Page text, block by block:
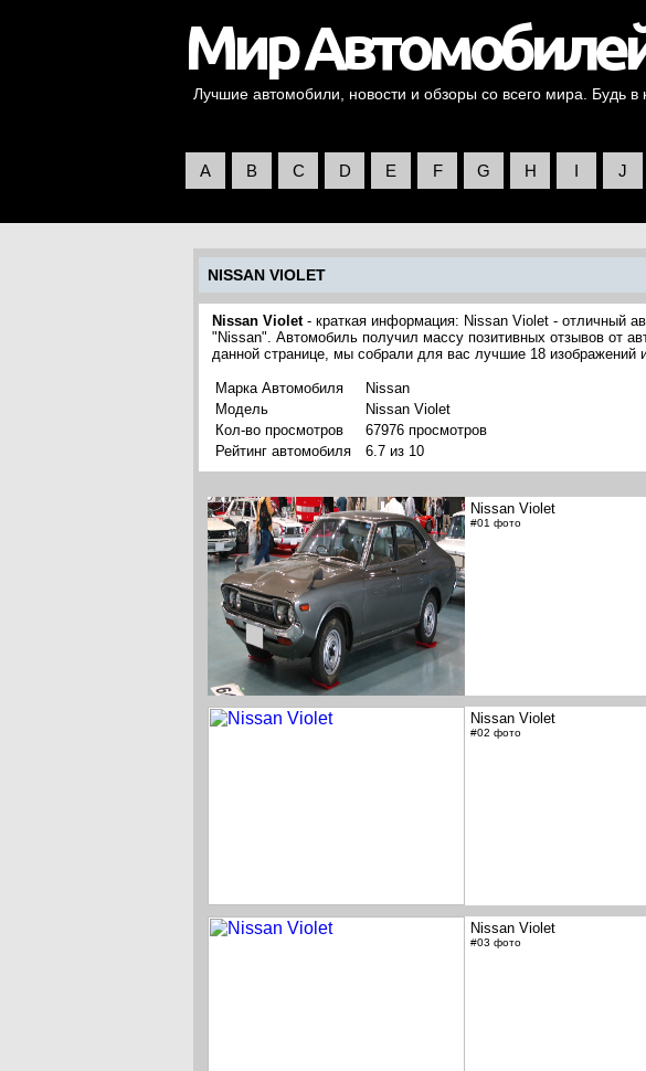
Лучшие автомобили, новости и обзоры со всего мира. Будь в
A B C D E F G H I J
NISSAN VIOLET
Nissan Violet- краткая информация: Nissan Violet - отличный
"Nissan". Автомобиль получил массу позитивных отзывов от
данной странице, мы собрали для вас лучшие 18
Марка Автомобиля
Nissan
Модель
Nissan Violet
Кол-во просмотров
67976 просмотров
Рейтинг автомобиля
6.7 из 10
Nissan Violet
#01 фото
Nissan Violet
#02 фото
Nissan Violet
#03 фото